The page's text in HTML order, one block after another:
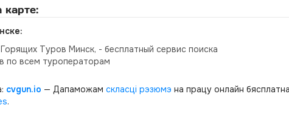
Туров Минск, - бесплатный сервис поиска
по всем туроператорам
cvgun.io — Дапаможам скласці рэзюмэ на працу онлайн
.